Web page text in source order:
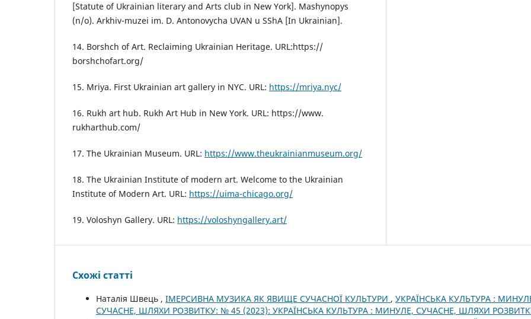
[Statute of Ukrainian literary and Arts club in New York]. Mashynopys
(n/o). Arkhiv-muzei im. D. Antonovycha UVAN u SShA [In Ukrainian].
14. Borshch of Art. Reclaiming Ukrainian Heritage. URL:https://
borshchofart.org/
15. Mriya. First Ukrainian art gallery in NYC. URL: https://mriya.nyc/
16. Rukh art hub. Rukh Art Hub in New York. URL: https://www.
rukharthub.com/
17. The Ukrainian Museum. URL: https://www.theukrainianmuseum.org/
18. The Ukrainian Institute of modern art. Welcome to the Ukrainian
Institute of Modern Art. URL: https://uima-chicago.org/
19. Voloshyn Gallery. URL: https://voloshyngallery.art/
Схожі статті
Наталія Швець , ІМЕРСИВНА МУЗИКА ЯК ЯВИЩЕ СУЧАСНОЇ КУЛЬТУРИ , УКРАЇНСЬКА КУЛЬТУРА :
СУЧАСНЕ, ШЛЯХИ РОЗВИТКУ: № 45 (2023): УКРАЇНСЬКА КУЛЬТУРА : МИНУЛЕ, СУЧАСНЕ, ШЛЯХИ